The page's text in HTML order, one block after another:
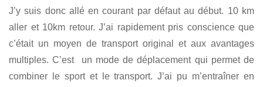
J’y suis donc allé en courant par défaut au début. 10 km
aller et 10km retour. J’ai rapidement pris conscience que
c’était un moyen de transport original et aux avantages
multiples. C’est un mode de déplacement qui permet de
combiner le sport et le transport. J’ai pu m’entraîner en